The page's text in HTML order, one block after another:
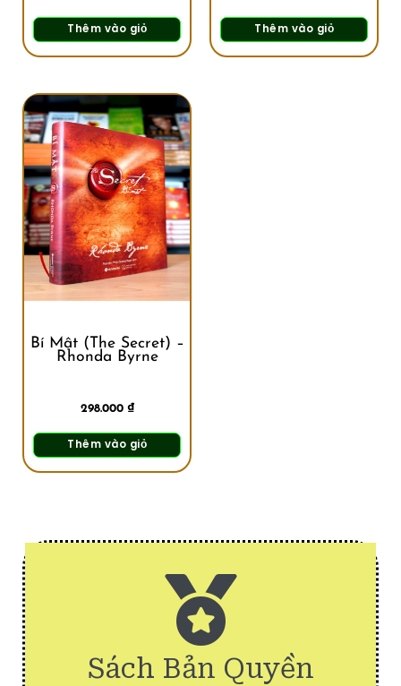
Thêm vào giỏ Thêm vào giỏ
Bí Mật (The Secret) –
Rhonda Byrne
298.000 ₫
Thêm vào giỏ
Sách Bản Quyền